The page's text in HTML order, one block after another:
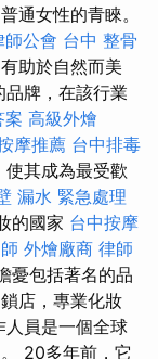
通女性的青睞。
師公會 台中 整骨
助於自然而美
牌，在該行業
案 高級外燴
摩推薦 台中排毒
其成為最受歡
漏水 緊急處理
的國家 台中按摩
外燴廠商 律師
憂包括著名的品
店，專業化妝
人員是一個全球
20多年前，它